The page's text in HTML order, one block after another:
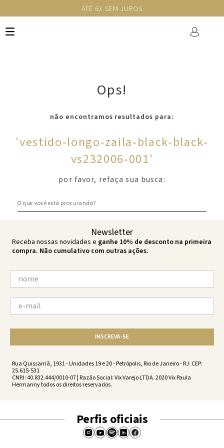
ATÉ 6X SEM JUROS
Ops!
não encontramos resultados para:
'vestido-longo-zaila-black-black-
vs232006-001'
por favor, refaça sua busca:
Newsletter
Receba nossas novidades e ganhe 10% de desconto na primeira
compra. Não cumulativo com outras ações.
INSCREVA-SE
Rua Quissamã, 1931 - Unidades 19 e 20 - Petrópolis, Rio de Janeiro - RJ. CEP:
25.615-531
CNPJ: 40.832.444/0010-07 | Razão Social: Vix Varejo LTDA. 2020 Vix Paula
Hermanny todos os direitos reservados.
Perfis oficiais